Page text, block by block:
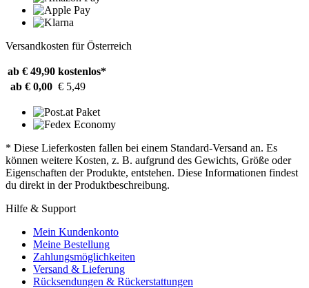
Versandkosten für Österreich
ab € 49,90 kostenlos*
ab € 0,00 € 5,49
* Diese Lieferkosten fallen bei einem Standard-Versand an. Es
können weitere Kosten, z. B. aufgrund des Gewichts, Größe oder
Eigenschaften der Produkte, entstehen. Diese Informationen findest
du direkt in der Produktbeschreibung.
Hilfe & Support
Mein Kundenkonto
Meine Bestellung
Zahlungsmöglichkeiten
Versand & Lieferung
Rücksendungen & Rückerstattungen